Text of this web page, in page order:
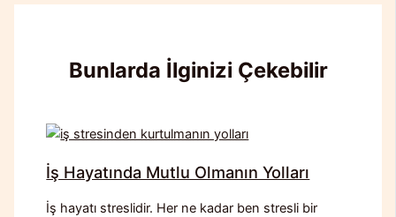
Bunlarda İlginizi Çekebilir
İş Hayatında Mutlu Olmanın Yolları
İş hayatı streslidir. Her ne kadar ben stresli bir